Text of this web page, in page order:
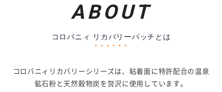
ABOUT
コロバニィ リカバリーパッチとは
コロバニィリカバリーシリーズは、粘着面に特許配合の温泉
鉱石粉と天然穀物炭を贅沢に使用しています。